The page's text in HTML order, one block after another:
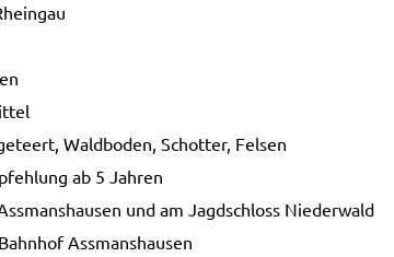
Waldboden, Schotter, Felsen
ab 5 Jahren
und am Jagdschloss Niederwald
Bahnhof Assmanshausen